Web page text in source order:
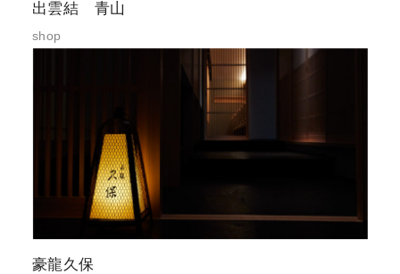
出雲結 青山
shop
豪龍久保